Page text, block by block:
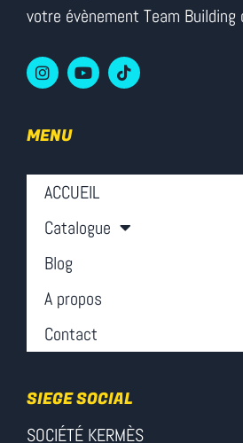
votre évènement Team Building
MENU
ACCUEIL
Catalogue
Blog
A propos
Contact
SIEGE SOCIAL
SOCIÉTÉ KERMÈS